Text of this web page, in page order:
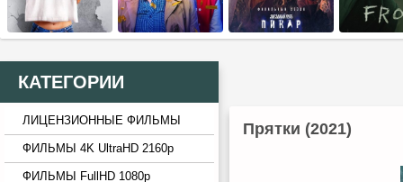
КАТЕГОРИИ
ЛИЦЕНЗИОННЫЕ ФИЛЬМЫ
ФИЛЬМЫ 4K UltraHD 2160p
ФИЛЬМЫ FullHD 1080p
Прятки (2021)